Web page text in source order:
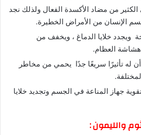
من مضاد الأكسدة الفعال ولذلك نجد
الإنسان من الأمراض الخطيرة.
ويجدد خلايا الدماغ ، ويخفف من
هشاشة العظام.
له تأثيرًا سريعًا جدًا يحمي من مخاطر
جهاز المناعة في الجسم وتجديد خلايا
والليمون :